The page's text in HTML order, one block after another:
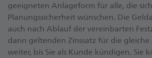
geeigneten Anlageform für alle, die
Planungssicherheit wünschen. Die
auch nach Ablauf der vereinbarten
dann geltenden Zinssatz für die
weiter, bis Sie als Kunde kündigen. Sie